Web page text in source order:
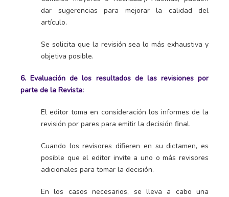
dar sugerencias para mejorar la calidad del
artículo.
Se solicita que la revisión sea lo más exhaustiva y
objetiva posible.
6. Evaluación de los resultados de las revisiones por
parte de la Revista:
El editor toma en consideración los informes de la
revisión por pares para emitir la decisión final.
Cuando los revisores difieren en su dictamen, es
posible que el editor invite a uno o más revisores
adicionales para tomar la decisión.
En los casos necesarios, se lleva a cabo una